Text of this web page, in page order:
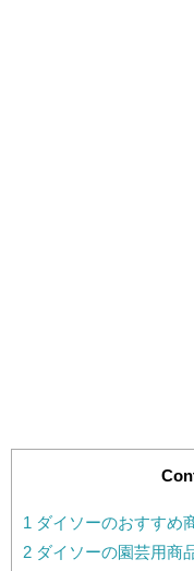
1 ダイソーのおすすめ
2 ダイソーの園芸用商